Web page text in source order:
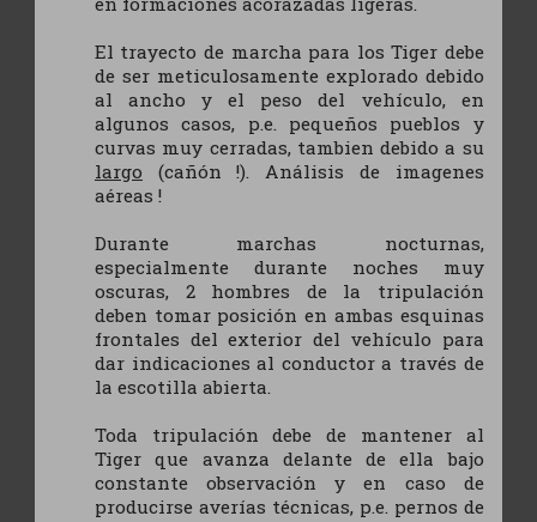
El trayecto de marcha para los Tiger debe
de ser meticulosamente explorado debido
al ancho y el peso del vehículo, en
algunos casos, p.e. pequeños pueblos y
curvas muy cerradas, tambien debido a su
largo (cañón !). Análisis de imagenes
aéreas !
Durante marchas nocturnas,
especialmente durante noches muy
oscuras, 2 hombres de la tripulación
deben tomar posición en ambas esquinas
frontales del exterior del vehículo para
dar indicaciones al conductor a través de
la escotilla abierta.
Toda tripulación debe de mantener al
Tiger que avanza delante de ella bajo
constante observación y en caso de
producirse averías técnicas, p.e. pernos de